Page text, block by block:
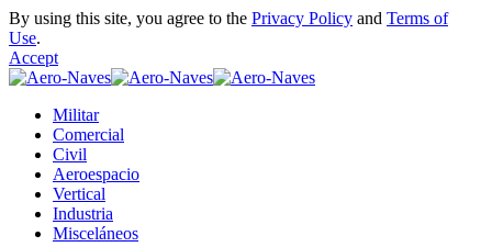
By using this site, you agree to the Privacy Policy and Terms of
Use.
Accept
Militar
Comercial
Civil
Aeroespacio
Vertical
Industria
Misceláneos